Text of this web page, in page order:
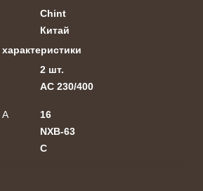
Chint
Китай
2 шт.
AC 230/400
А
16
NXB-63
C